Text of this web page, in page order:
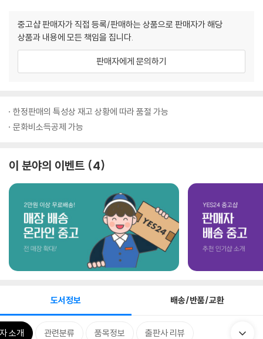
중고샵 판매자가 직접 등록/판매하는 상품으로 판매자가 해당
상품과 내용에 모든 책임을 집니다.
판매자에게 문의하기
한정판매의 특성상 재고 상황에 따라 품절 가능
문화비소득공제 가능
이 분야의 이벤트 4
도서정보 배송/반품/교환
소개 관련분류 품목정보 출판사 리뷰